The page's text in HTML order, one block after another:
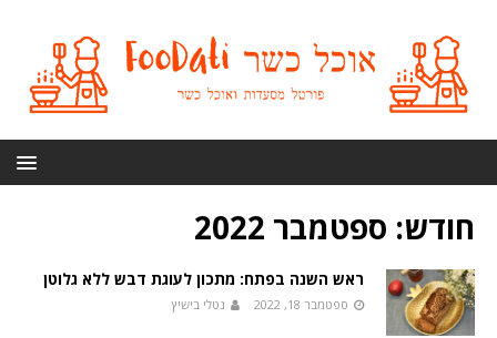
חודש: ספטמבר 2022
ראש השנה בפתח: מתכון לעוגת דבש ללא גלוטן
ספטמבר 18, 2022 נטלי בישיץ